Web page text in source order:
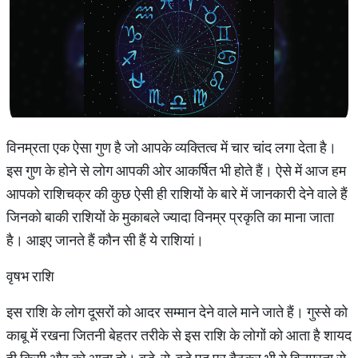
विनम्रता एक ऐसा गुण है जो आपके व्यक्तित्व में चार चांद लगा देता है।
इस गुण के होने से लोग आपकी ओर आकर्षित भी होते हैं। ऐसे में आज हम
आपको राशिचक्र की कुछ ऐसी ही राशियों के बारे में जानकारी देने वाले हैं
जिनको बाकी राशियों के मुकाबले ज्यादा विनम्र प्रकृति का माना जाता
है। आइए जानते हैं कौन सी हैं ये राशियां।
वृषभ राशि
इस राशि के लोग दूसरों को आदर सम्मान देने वाले माने जाते हैं। गुस्से को
काबू में रखना जितनी बेहतर तरीके से इस राशि के लोगों को आता है शायद